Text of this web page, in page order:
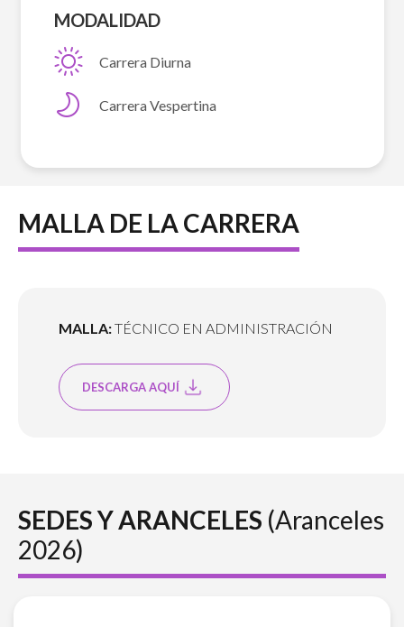
MODALIDAD
Carrera Diurna
Carrera Vespertina
MALLA DE LA CARRERA
MALLA:TÉCNICO EN ADMINISTRACIÓN
DESCARGA AQUÍ
SEDES Y ARANCELES (Aranceles
2026)